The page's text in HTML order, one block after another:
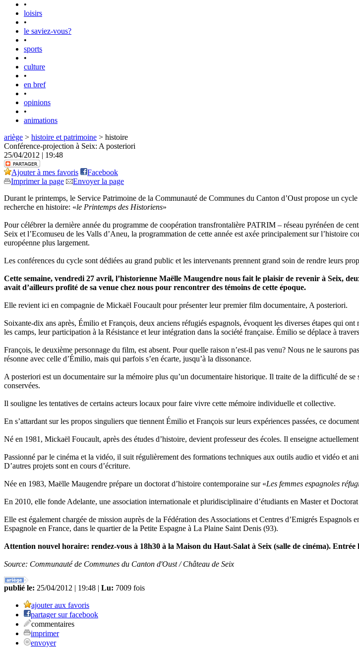
•
loisirs
•
le saviez-vous?
•
sports
•
culture
•
en bref
•
opinions
•
animations
ariège > histoire et patrimoine > histoire
Conférence-projection à Seix: A posteriori
25/04/2012 | 19:48
Ajouter à mes favoris
Facebook
Imprimer la page
Envoyer la page
Durant le printemps, le Service Patrimoine de la Communauté de Communes du Canton d’Oust propose un
recherche en histoire: «le Printemps des Historiens»
Pour célébrer la dernière année du programme de coopération transfrontalière PATRIM – réseau pyrénéen de
Seix et l’Ecomuseu de les Valls d’Aneu, la programmation de cette année est axée principalement sur l’histoire
européenne plus largement.
Les conférences du cycle sont dédiées au grand public et les intervenants prennent grand soin de rendre leurs
Cette semaine, vendredi 27 avril, l’historienne Maëlle Maugendre nous fait le plaisir de revenir à Seix,
avait d’ailleurs profité de sa venue chez nous pour rencontrer des témoins de cette époque.
Elle revient ici en compagnie de Mickaël Foucault pour présenter leur premier film documentaire, A posteriori.
Soixante-dix ans après, Émilio et François, deux anciens réfugiés espagnols, évoquent les diverses étapes qui
les camps, leur participation à la Résistance et leur intégration dans la société française. Émilio se déplace à
François, le deuxième personnage du film, est absent. Pour quelle raison n’est-il pas venu? Nous ne le
résonne avec celle d’Émilio, mais qui parfois s’en écarte, jusqu’à la dissonance.
A posteriori est un documentaire sur la mémoire plus qu’un documentaire historique. Il traite de la difficulté de
conservées.
Il souligne les tentatives de certains acteurs locaux pour faire vivre cette mémoire individuelle et collective.
En s’attardant sur les propos singuliers que tiennent Émilio et François sur leurs expériences passées, ce
Né en 1981, Mickaël Foucault, après des études d’histoire, devient professeur des écoles. Il enseigne
Passionné par le cinéma et la vidéo, il suit régulièrement des formations techniques aux outils audio et vidéo et
D’autres projets sont en cours d’écriture.
Née en 1983, Maëlle Maugendre prépare un doctorat d’histoire contemporaine sur «Les femmes espagnoles
En 2010, elle fonde Adelante, une association internationale et pluridisciplinaire d’étudiants en Master et
Elle est également chargée de mission auprès de la Fédération des Associations et Centres d’Emigrés
Espagnole en France, dans le quartier de la Petite Espagne à La Plaine Saint Denis (93).
Attention nouvel horaire: rendez-vous à 18h30 à la Maison du Haut-Salat à Seix (salle de cinéma). Entrée
Source: Communauté de Communes du Canton d'Oust / Château de Seix
publié le: 25/04/2012 | 19:48 | Lu: 7009 fois
ajouter aux favoris
partager sur facebook
commentaires
imprimer
envoyer